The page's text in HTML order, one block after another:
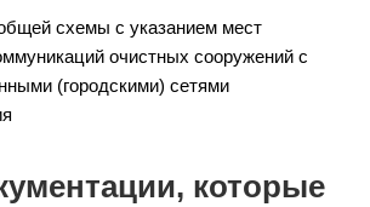
схемы с указанием мест
очистных сооружений с
(городскими) сетями
которые